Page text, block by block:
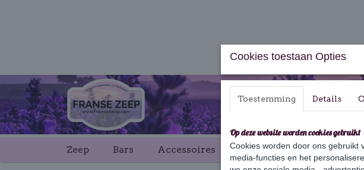
Zeep Bars Accessoires Cadeaus & Geschenksets
Cookies toestaan Opties
Toestemming Details
Op deze website worden cookies gebruikt
Cookies worden door ons gebruikt
media-functies en het